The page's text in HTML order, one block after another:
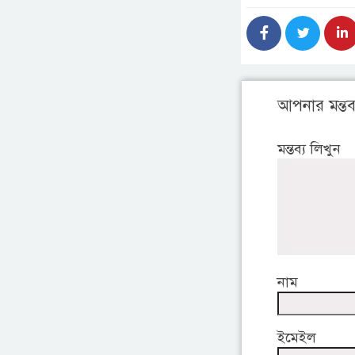
আপনার
মন্তব্য লিখুন
নাম
ইমেইল